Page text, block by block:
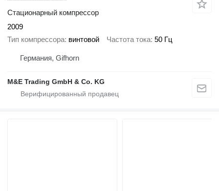
Стационарный компрессор
2009
Тип компрессора винтовой Частота тока 50 Гц
Германия, Gifhorn
M&E Trading GmbH & Co. KG